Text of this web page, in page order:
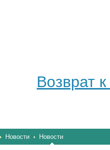
Возврат к
Новости Новости